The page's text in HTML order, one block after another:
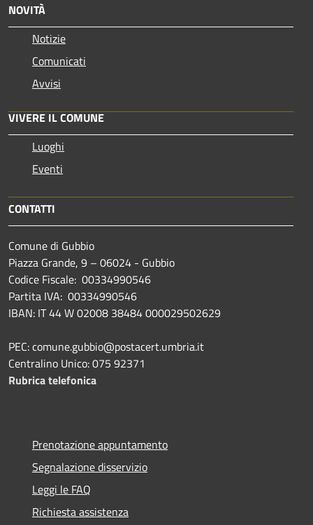
NOVITÀ
Notizie
Comunicati
Avvisi
VIVERE IL COMUNE
Luoghi
Eventi
CONTATTI
Comune di Gubbio
Piazza Grande, 9 – 06024 - Gubbio
Codice Fiscale: 00334990546
Partita IVA: 00334990546
IBAN: IT 44 W 02008 38484 000029502629
PEC: comune.gubbio@postacert.umbria.it
Centralino Unico: 075 92371
Rubrica telefonica
Prenotazione appuntamento
Segnalazione disservizio
Leggi le FAQ
Richiesta assistenza